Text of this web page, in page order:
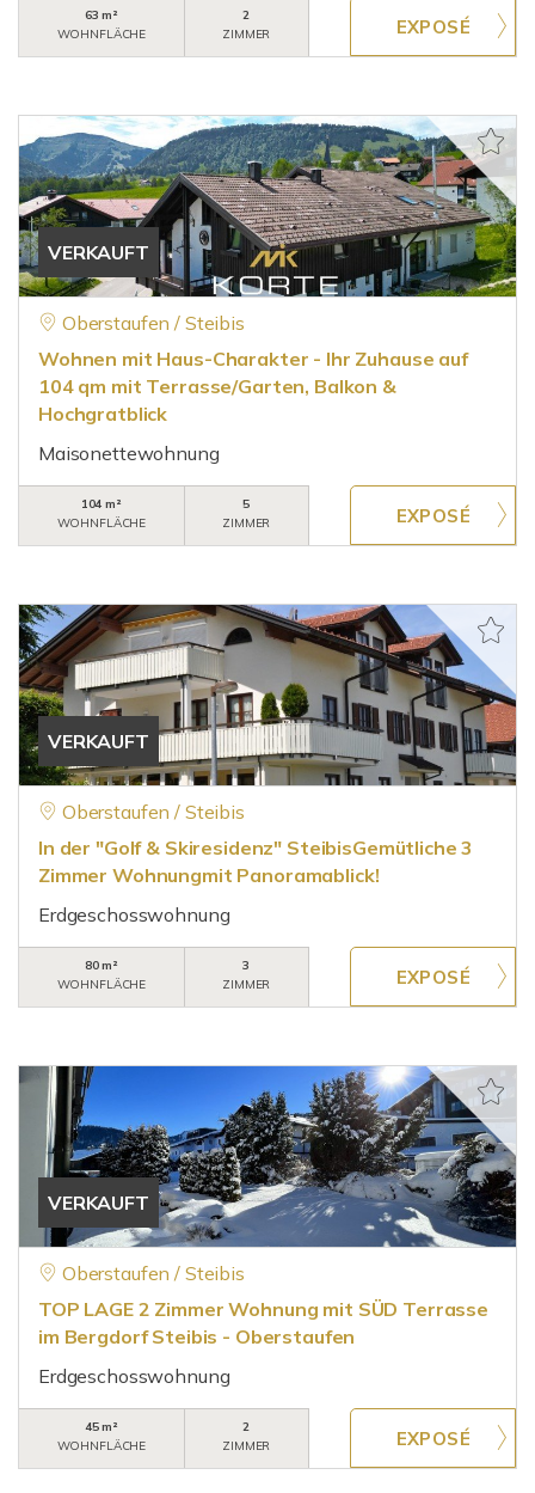
63 m²
WOHNFLÄCHE
2
ZIMMER
VERKAUFT
Oberstaufen / Steibis
Wohnen mit Haus-Charakter - Ihr Zuhause auf
104 qm mit Terrasse/Garten, Balkon &
Hochgratblick
Maisonettewohnung
104 m²
WOHNFLÄCHE
5
ZIMMER
VERKAUFT
Oberstaufen / Steibis
In der "Golf & Skiresidenz" SteibisGemütliche 3
Zimmer Wohnungmit Panoramablick!
Erdgeschosswohnung
80 m²
WOHNFLÄCHE
3
ZIMMER
VERKAUFT
Oberstaufen / Steibis
TOP LAGE 2 Zimmer Wohnung mit SÜD Terrasse
im Bergdorf Steibis - Oberstaufen
Erdgeschosswohnung
45 m²
WOHNFLÄCHE
2
ZIMMER